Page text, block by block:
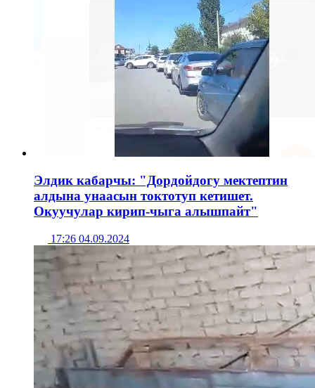
Элдик кабарчы: "Дордойдогу мектептин
алдына унаасын токтотуп кетишет.
Окуучулар кирип-чыга алышпайт"
17:26 04.09.2024